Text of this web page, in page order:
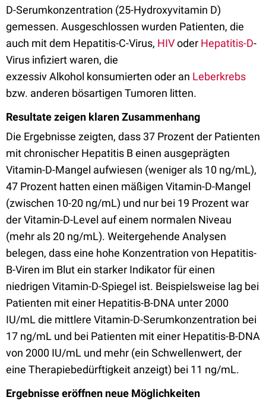
D-Serumkonzentration (25-Hydroxyvitamin D)
gemessen. Ausgeschlossen wurden Patienten, die
auch mit dem Hepatitis-C-Virus, HIVoder Hepatitis-D-
Virus infiziert waren, die
exzessiv Alkohol konsumierten oder an Leberkrebs
bzw. anderen bösartigen Tumoren litten.
Resultate zeigen klaren Zusammenhang
Die Ergebnisse zeigten, dass 37 Prozent der Patienten
mit chronischer Hepatitis B einen ausgeprägten
Vitamin-D-Mangel aufwiesen (weniger als 10 ng/mL),
47 Prozent hatten einen mäßigen Vitamin-D-Mangel
(zwischen 10-20 ng/mL) und nur bei 19 Prozent war
der Vitamin-D-Level auf einem normalen Niveau
(mehr als 20 ng/mL). Weitergehende Analysen
belegen, dass eine hohe Konzentration von Hepatitis-
B-Viren im Blut ein starker Indikator für einen
niedrigen Vitamin-D-Spiegel ist. Beispielsweise lag bei
Patienten mit einer Hepatitis-B-DNA unter 2000
IU/mL die mittlere Vitamin-D-Serumkonzentration bei
17 ng/mL und bei Patienten mit einer Hepatitis-B-DNA
von 2000 IU/mL und mehr (ein Schwellenwert, der
eine Therapiebedürftigkeit anzeigt) bei 11 ng/mL.
Ergebnisse eröffnen neue Möglichkeiten